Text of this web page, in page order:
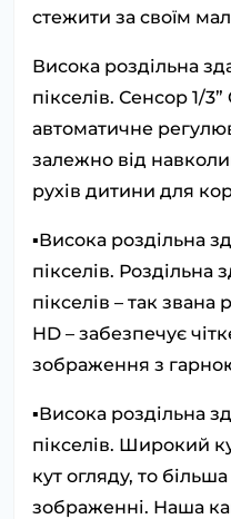
стежити за своїм
Висока роздільна
пікселів. Сенсор 1/3”
автоматичне
залежно від
рухів дитини для
▪️Висока роздільна
пікселів. Роздільна
пікселів – так звана
HD – забезпечує
зображення з
▪️Висока роздільна
пікселів. Широкий
кут огляду, то
зображенні. Наша